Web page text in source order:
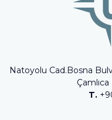
Natoyolu Cad.Bosna
T.